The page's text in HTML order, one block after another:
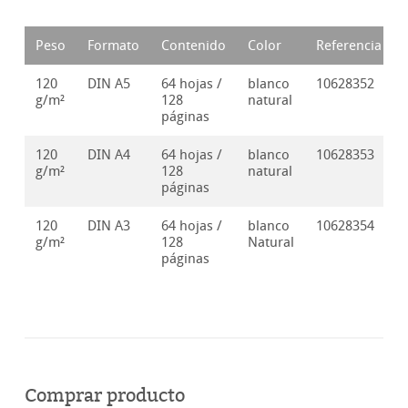
Peso Formato Contenido Color Referencia
120
g/m²
DIN A5
64 hojas /
128
páginas
blanco
natural
10628352
120
g/m²
DIN A4
64 hojas /
128
páginas
blanco
natural
10628353
120
g/m²
DIN A3
64 hojas /
128
páginas
blanco
Natural
10628354
Comprar producto